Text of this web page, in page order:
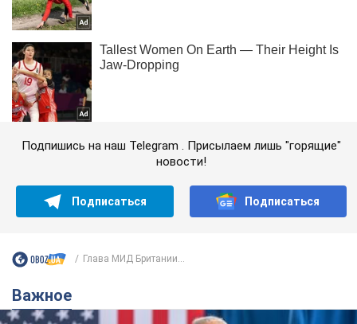
Подпишись на наш Telegram . Присылаем лишь "горящие"
новости!
Подписаться Подписаться
Глава МИД Британии...
Важное